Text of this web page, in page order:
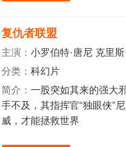
复仇者联盟
主演： 小罗伯特·唐尼 克里
分类： 科幻片
简介： 一股突如其来的强大
手不及，其指挥官“独眼侠”
威，才能拯救世界